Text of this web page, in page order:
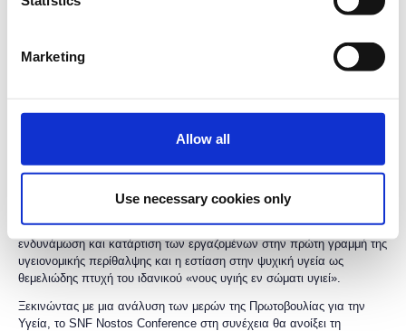
Marketing
Allow all
Use necessary cookies only
μαζί, κοινό και ομιλητές, σχετικά με την υγεία, έναν από τους
Το συνέδριο θα ξεκινήσει εστιάζοντας στην εν εξελίξει
Πρωτοβουλία
στην Ελλάδα, η οποία αποτελεί τη δεύτερη
στην αντιμετώπιση ενός μεγάλου φάσματος ζητημάτων που
Πρωτοβουλίας αποτελούν η προώθηση της δίκαιης, καθολικά
προσβάσιμης και υψηλής ποιότητας ιατρικής φροντίδας και
περίθαλψης για τις μη μητροπολιτικές περιοχές, η οικοδόμηση
ανθρωποκεντρικών και περιβαλλοντικά βιώσιμων νοσοκομείων, η
ενδυνάμωση και κατάρτιση των εργαζομένων στην πρώτη γραμμή της
υγειονομικής περίθαλψης και η εστίαση στην ψυχική υγεία ως
θεμελιώδης πτυχή του ιδανικού «νους υγιής εν σώματι υγιεί».
Ξεκινώντας με μια ανάλυση των μερών της Πρωτοβουλίας για την
Υγεία, το SNF Nostos Conference στη συνέχεια θα ανοίξει τη